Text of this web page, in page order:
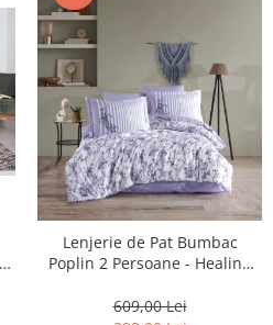
Lenjerie de Pat Bumbac
Poplin 2 Persoane - Healing
609,00 Lei